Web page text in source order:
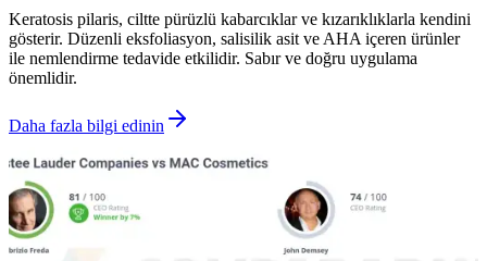
Keratosis pilaris, ciltte pürüzlü kabarcıklar ve kızarıklıklarla kendini
gösterir. Düzenli eksfoliasyon, salisilik asit ve AHA içeren ürünler
ile nemlendirme tedavide etkilidir. Sabır ve doğru uygulama
önemlidir.
Daha fazla bilgi edinin